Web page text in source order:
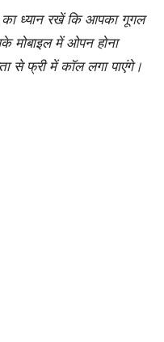
ध्यान रखें कि आपका गूगल
मोबाइल में ओपन होना
से फ्री में कॉल लगा पाएंगे।